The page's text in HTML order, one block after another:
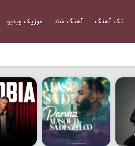
تک آهنگ آهنگ شاد موزیک ویدیو